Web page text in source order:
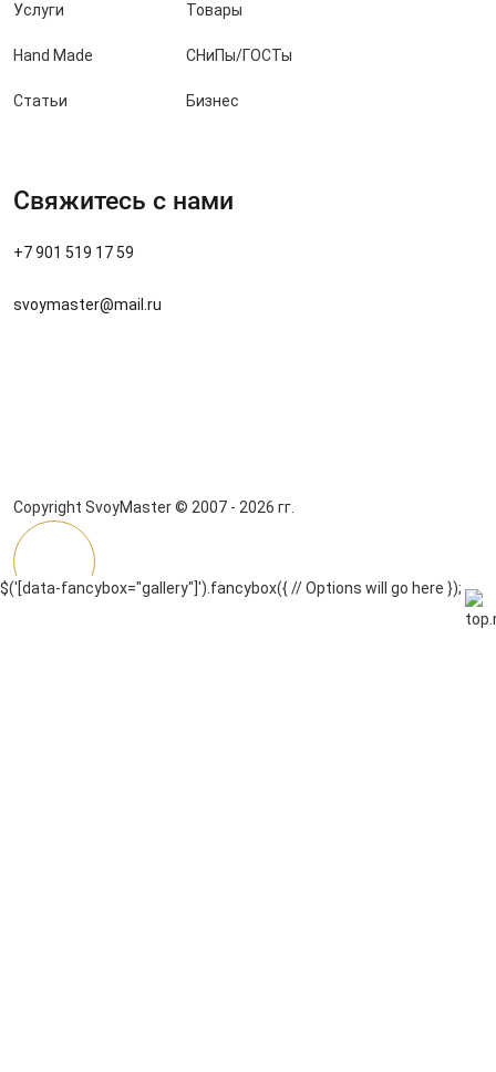
Услуги Товары
Hand Made СНиПы/ГОСТы
Статьи Бизнес
Свяжитесь с нами
+7 901 519 17 59
svoymaster@mail.ru
Copyright SvoyMaster © 2007 - 2026 гг.
$('[data-fancybox="gallery"]').fancybox({ // Options will go here });